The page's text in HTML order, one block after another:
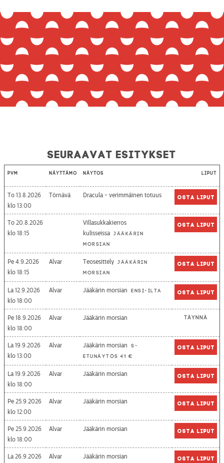
Seuraavat esitykset
Pvm Näyttämö Näytös Liput
To 13.8.2026
13:00
Törnävä Dracula - verimmäinen totuus Osta liput
To 20.8.2026
18:15
Villasukkakierros
kulisseissa Jääkärin
morsian
Osta liput
Pe 4.9.2026
18:15
Alvar Teosesittely Jääkärin
morsian
Osta liput
La 12.9.2026
18:00
Alvar Jääkärin morsian Ensi-ilta Osta liput
Pe 18.9.2026
18:00
Alvar Jääkärin morsian Täynnä
La 19.9.2026
13:00
Alvar Jääkärin morsian
S-
etunäytös 41 €
Osta liput
La 19.9.2026
18:00
Alvar Jääkärin morsian Osta liput
Pe 25.9.2026
12:00
Alvar Jääkärin morsian Osta liput
Pe 25.9.2026
18:00
Alvar Jääkärin morsian Osta liput
La 26.9.2026 Alvar Jääkärin morsian Osta liput